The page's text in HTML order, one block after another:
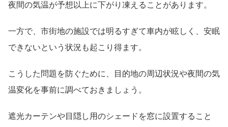
夜間の気温が予想以上に下がり凍えることがあります。
一方で、市街地の施設では明るすぎて車内が眩しく、安眠
できないという状況も起こり得ます。
こうした問題を防ぐために、目的地の周辺状況や夜間の気
温変化を事前に調べておきましょう。
遮光カーテンや目隠し用のシェードを窓に設置すること